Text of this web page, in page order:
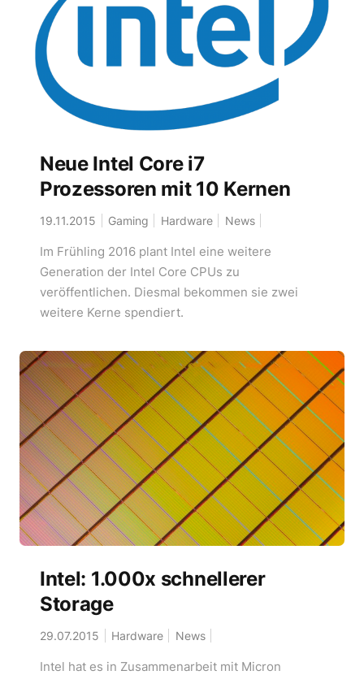
Neue Intel Core i7
Prozessoren mit 10 Kernen
19.11.2015 Gaming Hardware News
Im Frühling 2016 plant Intel eine weitere
Generation der Intel Core CPUs zu
veröffentlichen. Diesmal bekommen sie zwei
weitere Kerne spendiert.
Intel: 1.000x schnellerer
Storage
29.07.2015 Hardware News
Intel hat es in Zusammenarbeit mit Micron